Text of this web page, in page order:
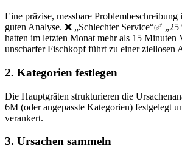
Eine präzise, messbare
guten Analyse. ❌ „Schlechter Service“✅ „25
hatten im letzten Monat mehr als 15 Minuten
unscharfer Fischkopf führt zu einer ziellosen
2. Kategorien festlegen
Die Hauptgräten strukturieren die
6M (oder angepasste Kategorien) festgelegt
verankert.
3. Ursachen sammeln